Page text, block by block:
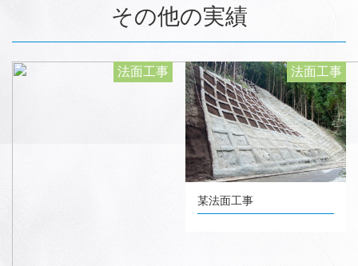
その他の実績
法面工事 法面工事
某法面工事